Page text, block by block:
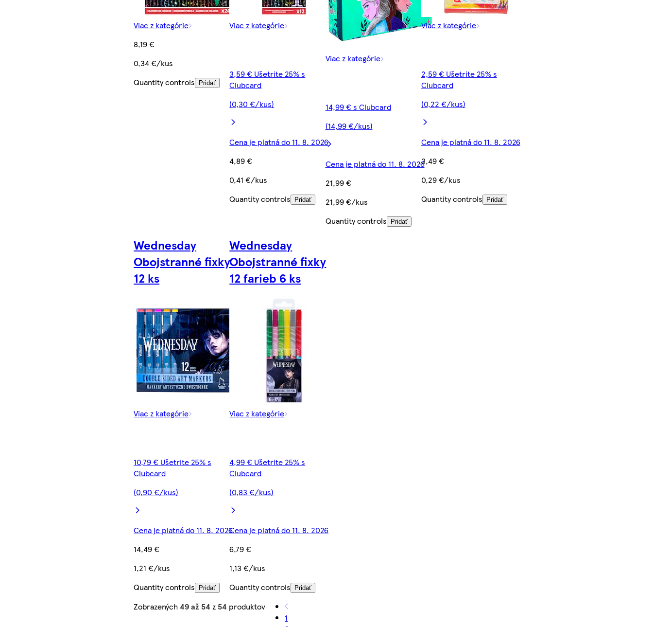
Viac z kategórie
8,19 €
0,34 €/kus
Quantity controls
Pridať
Viac z kategórie
3,59 € Ušetrite 25% s
Clubcard
(0,30 €/kus)
Cena je platná do 11. 8. 2026
4,89 €
0,41 €/kus
Quantity controls
Pridať
Viac z kategórie
14,99 € s Clubcard
(14,99 €/kus)
Cena je platná do 11. 8. 2026
21,99 €
21,99 €/kus
Quantity controls
Pridať
Viac z kategórie
2,59 € Ušetrite 25% s
Clubcard
(0,22 €/kus)
Cena je platná do 11. 8. 2026
3,49 €
0,29 €/kus
Quantity controls
Pridať
Wednesday
Obojstranné fixky
12 ks
Viac z kategórie
10,79 € Ušetrite 25% s
Clubcard
(0,90 €/kus)
Cena je platná do 11. 8. 2026
14,49 €
1,21 €/kus
Quantity controls
Pridať
Wednesday
Obojstranné fixky
12 farieb 6 ks
Viac z kategórie
4,99 € Ušetrite 25% s
Clubcard
(0,83 €/kus)
Cena je platná do 11. 8. 2026
6,79 €
1,13 €/kus
Quantity controls
Pridať
Zobrazených49 až 54 z 54 produktov
1